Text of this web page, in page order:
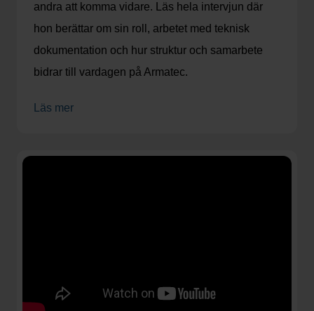
andra att komma vidare. Läs hela intervjun där
hon berättar om sin roll, arbetet med teknisk
dokumentation och hur struktur och samarbete
bidrar till vardagen på Armatec.
Läs mer